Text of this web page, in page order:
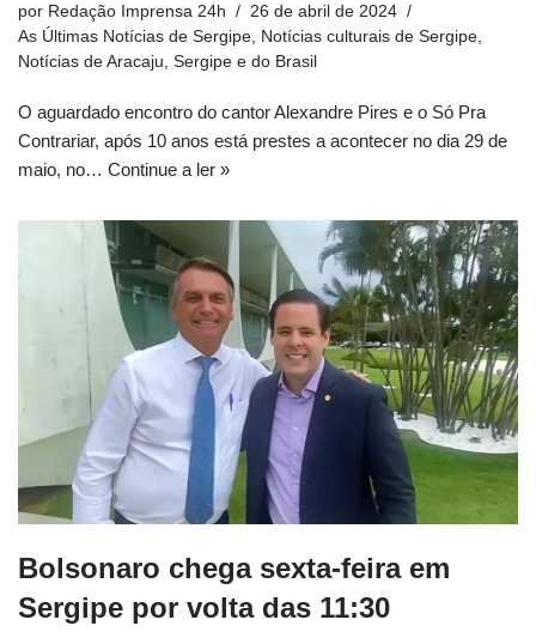
por Redação Imprensa 24h
26 de abril de 2024
As Últimas Notícias de Sergipe
Notícias culturais de Sergipe
Notícias de Aracaju, Sergipe e do Brasil
O aguardado encontro do cantor Alexandre Pires e o Só Pra
Contrariar, após 10 anos está prestes a acontecer no dia 29 de
maio, no… Continue a ler »
Bolsonaro chega sexta-feira em
Sergipe por volta das 11:30